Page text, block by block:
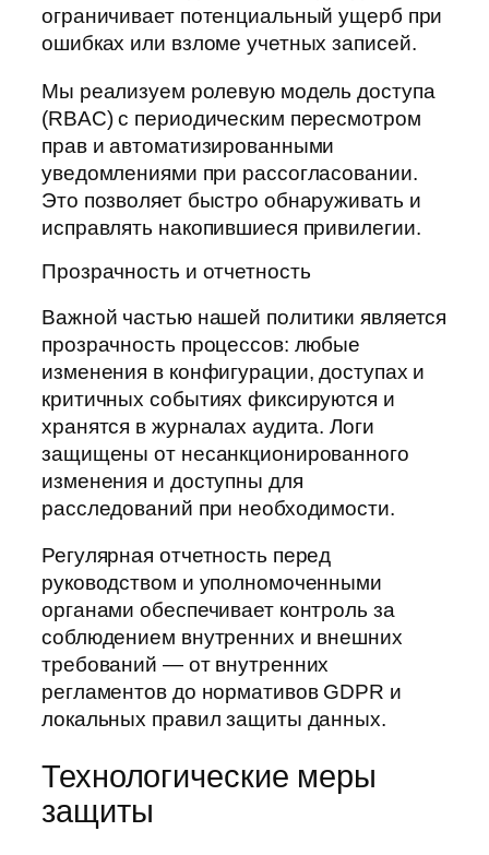
ограничивает потенциальный ущерб при
ошибках или взломе учетных записей.
Мы реализуем ролевую модель доступа
(RBAC) с периодическим пересмотром
прав и автоматизированными
уведомлениями при рассогласовании.
Это позволяет быстро обнаруживать и
исправлять накопившиеся привилегии.
Прозрачность и отчетность
Важной частью нашей политики является
прозрачность процессов: любые
изменения в конфигурации, доступах и
критичных событиях фиксируются и
хранятся в журналах аудита. Логи
защищены от несанкционированного
изменения и доступны для
расследований при необходимости.
Регулярная отчетность перед
руководством и уполномоченными
органами обеспечивает контроль за
соблюдением внутренних и внешних
требований — от внутренних
регламентов до нормативов GDPR и
локальных правил защиты данных.
Технологические меры
защиты